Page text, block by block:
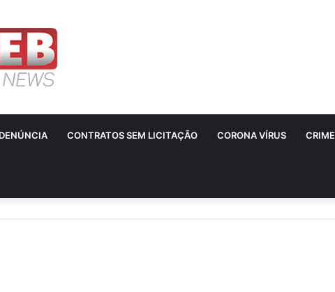
DENÚNCIA CONTRATOS SEM LICITAÇÃO CORONA VÍRUS CRIME